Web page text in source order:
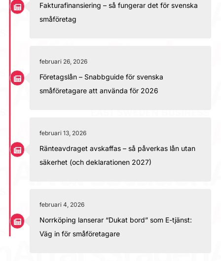
Fakturafinansiering – så fungerar det för svenska
småföretag
februari 26, 2026
Företagslån – Snabbguide för svenska
småföretagare att använda för 2026
februari 13, 2026
Ränteavdraget avskaffas – så påverkas lån utan
säkerhet (och deklarationen 2027)
februari 4, 2026
Norrköping lanserar “Dukat bord” som E-tjänst:
Väg in för småföretagare